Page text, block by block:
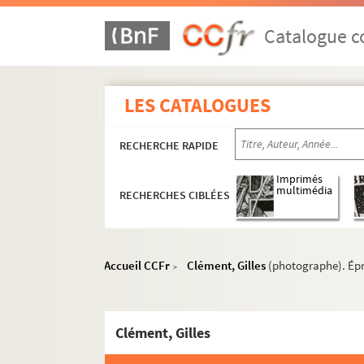
Catalogue
LES CATALOGUES
RECHERCHE RAPIDE
RECHERCHES CIBLÉES
Imprimés
multimédia
Accueil CCFr > Clément, Gilles (photographe).
Clément, Gilles